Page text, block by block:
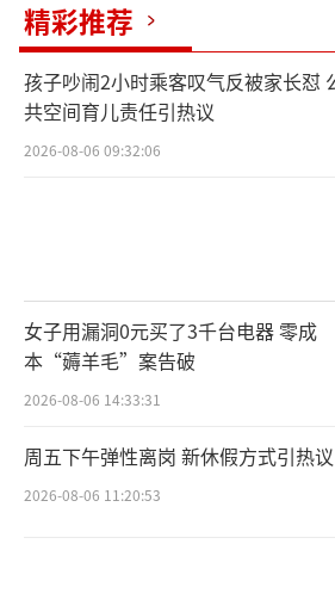
精彩推荐
孩子吵闹2小时乘客叹气反被家长怼
共空间育儿责任引热议
2026-08-06 09:32:06
女子用漏洞0元买了3千台电器 零成
本“薅羊毛”案告破
2026-08-06 14:33:31
周五下午弹性离岗 新休假方式引热议
2026-08-06 11:20:53